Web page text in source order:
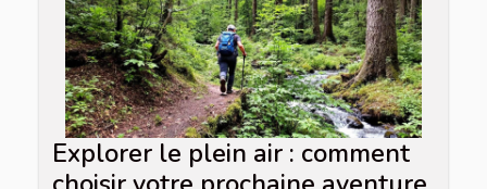
Explorer le plein air : comment